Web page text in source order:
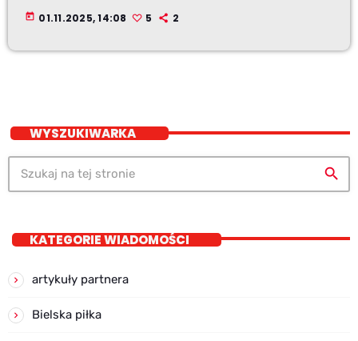
today 01.11.2025, 14:08 5 2
WYSZUKIWARKA
search
KATEGORIE WIADOMOŚCI
artykuły partnera
Bielska piłka